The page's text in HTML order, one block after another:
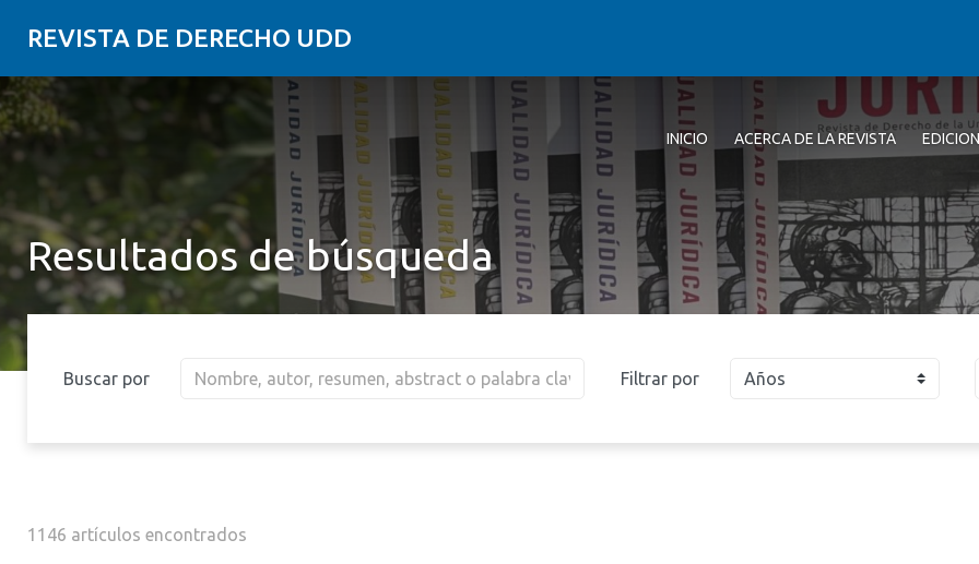
REVISTA DE DERECHO UDD
INICIO ACERCA DE LA REVISTA
Resultados de búsqueda
Buscar por Filtrar por Años
1146 artículos encontrados